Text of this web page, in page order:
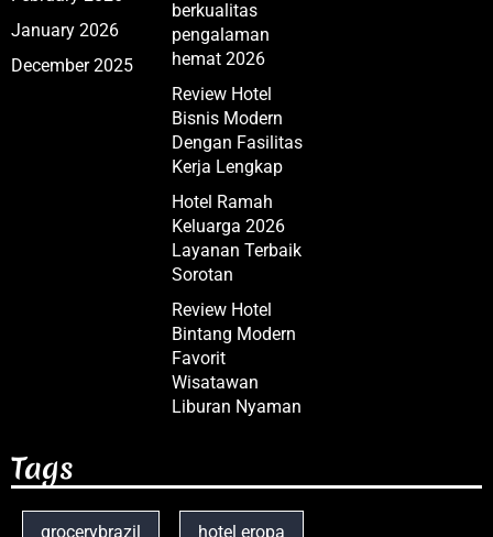
January 2026
December 2025
berkualitas
pengalaman
hemat 2026
Review Hotel
Bisnis Modern
Dengan Fasilitas
Kerja Lengkap
Hotel Ramah
Keluarga 2026
Layanan Terbaik
Sorotan
Review Hotel
Bintang Modern
Favorit
Wisatawan
Liburan Nyaman
Tags
grocerybrazil hotel eropa